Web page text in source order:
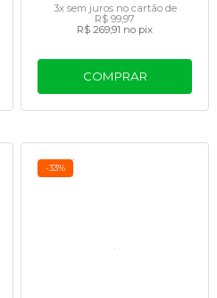
3x sem juros no cartãode
R$ 99,97
R$ 269,91 no pix
COMPRAR
-33%